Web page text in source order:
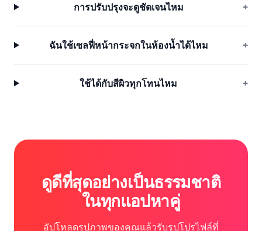
การปรับปรุงจะดูชัดเจนไหม +
ฉันใช้เซลฟี่หน้ากระจกในห้องน้ำได้ไหม +
ใช้ได้กับสีผิวทุกโทนไหม +
ดูดีที่สุดอย่างเป็นธรรมชาติ
ในทุกแอปหาคู่
อัปโหลดรูปภาพของคุณแล้วรับรูปโปรไฟล์ที่